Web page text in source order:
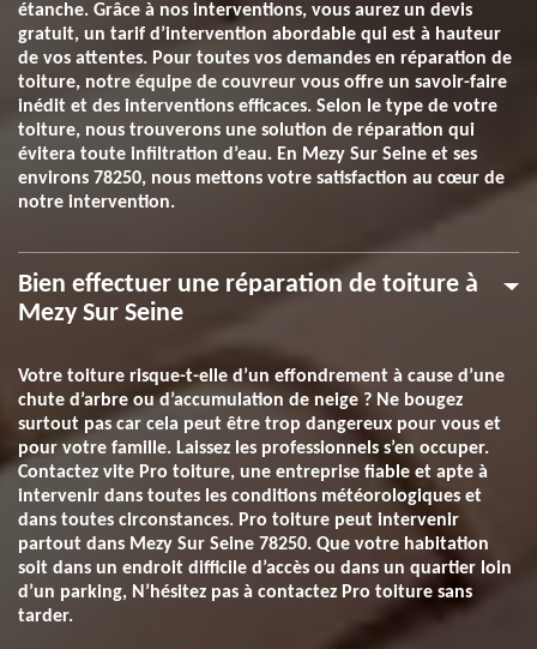
étanche. Grâce à nos interventions, vous aurez un devis
gratuit, un tarif d’intervention abordable qui est à hauteur
de vos attentes. Pour toutes vos demandes en réparation de
toiture, notre équipe de couvreur vous offre un savoir-faire
inédit et des interventions efficaces. Selon le type de votre
toiture, nous trouverons une solution de réparation qui
évitera toute infiltration d’eau. En Mezy Sur Seine et ses
environs 78250, nous mettons votre satisfaction au cœur de
notre intervention.
Bien effectuer une réparation de toiture à
Mezy Sur Seine
Votre toiture risque-t-elle d’un effondrement à cause d’une
chute d’arbre ou d’accumulation de neige ? Ne bougez
surtout pas car cela peut être trop dangereux pour vous et
pour votre famille. Laissez les professionnels s’en occuper.
Contactez vite Pro toiture, une entreprise fiable et apte à
intervenir dans toutes les conditions météorologiques et
dans toutes circonstances. Pro toiture peut intervenir
partout dans Mezy Sur Seine 78250. Que votre habitation
soit dans un endroit difficile d’accès ou dans un quartier loin
d’un parking, N’hésitez pas à contactez Pro toiture sans
tarder.